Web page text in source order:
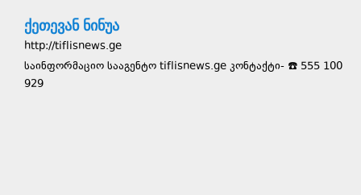
ქეთევან ნინუა
http://tiflisnews.ge
საინფორმაციო სააგენტო tiflisnews.ge კონტაქტი- ☎️ 555 100
929